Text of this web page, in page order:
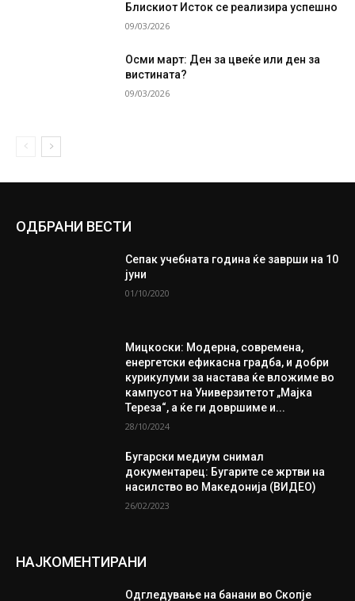
Блискиот Исток се реализира успешно
09/03/2026
Осми март: Ден за цвеќе или ден за
вистината?
09/03/2026
ОДБРАНИ ВЕСТИ
Сепак учебната година ќе заврши на 10
јуни
01/10/2020
Мицкоски: Модерна, современа,
енергетски ефикасна градба, и добри
курикулуми за настава ќе вложиме во
кампусот на Универзитетот „Мајка
Тереза“, а ќе ги довршиме и...
28/10/2024
Бугарски медиум снимал
документарец: Бугарите се жртви на
насилство во Македонија (ВИДЕО)
26/02/2023
НАЈКОМЕНТИРАНИ
Одгледување на банани во Скопје